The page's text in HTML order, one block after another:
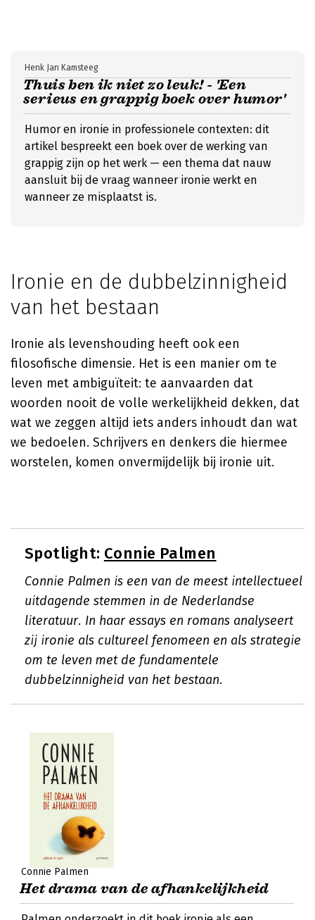
Thuis ben ik niet zo leuk! - 'Een
serieus en grappig boek over humor'
Henk Jan Kamsteeg
Humor en ironie in professionele contexten: dit
artikel bespreekt een boek over de werking van
grappig zijn op het werk — een thema dat nauw
aansluit bij de vraag wanneer ironie werkt en
wanneer ze misplaatst is.
Ironie en de dubbelzinnigheid
van het bestaan
Ironie als levenshouding heeft ook een
filosofische dimensie. Het is een manier om te
leven met ambiguïteit: te aanvaarden dat
woorden nooit de volle werkelijkheid dekken, dat
wat we zeggen altijd iets anders inhoudt dan wat
we bedoelen. Schrijvers en denkers die hiermee
worstelen, komen onvermijdelijk bij ironie uit.
Spotlight: Connie Palmen
Connie Palmen is een van de meest intellectueel
uitdagende stemmen in de Nederlandse
literatuur. In haar essays en romans analyseert
zij ironie als cultureel fenomeen en als strategie
om te leven met de fundamentele
dubbelzinnigheid van het bestaan.
Connie Palmen
Het drama van de afhankelijkheid